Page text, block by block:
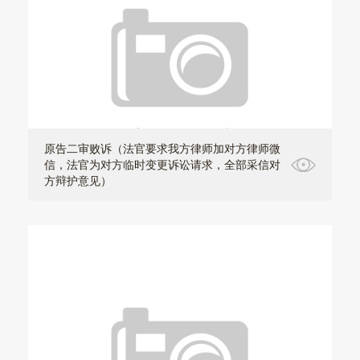
原告二审败诉（法官要求我方律师加对方律师微
信，法官为对方临时变更诉讼请求，全部采信对
方辩护意见）